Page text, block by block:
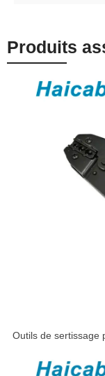
Produits
Outils de sertissage